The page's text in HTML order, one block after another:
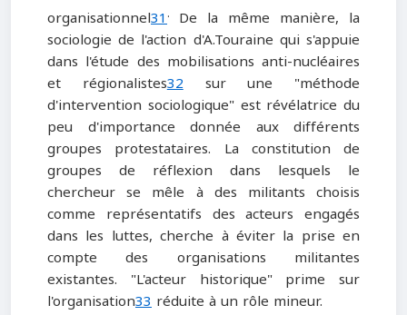
organisationnel31. De la même manière, la
sociologie de l'action d'A.Touraine qui s'appuie
dans l'étude des mobilisations anti-nucléaires
et régionalistes32sur une "méthode
d'intervention sociologique" est révélatrice du
peu d'importance donnée aux différents
groupes protestataires. La constitution de
groupes de réflexion dans lesquels le
chercheur se mêle à des militants choisis
comme représentatifs des acteurs engagés
dans les luttes, cherche à éviter la prise en
compte des organisations militantes
existantes. "L'acteur historique" prime sur
l'organisation33 réduite à un rôle mineur.